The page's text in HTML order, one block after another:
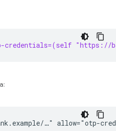
credentials=(self "https://